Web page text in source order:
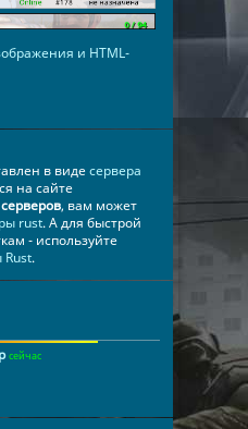
и HTML-
в видесервера
на сайте
, вам может
rust. А для быстрой
- используйте
Rust.
сейчас